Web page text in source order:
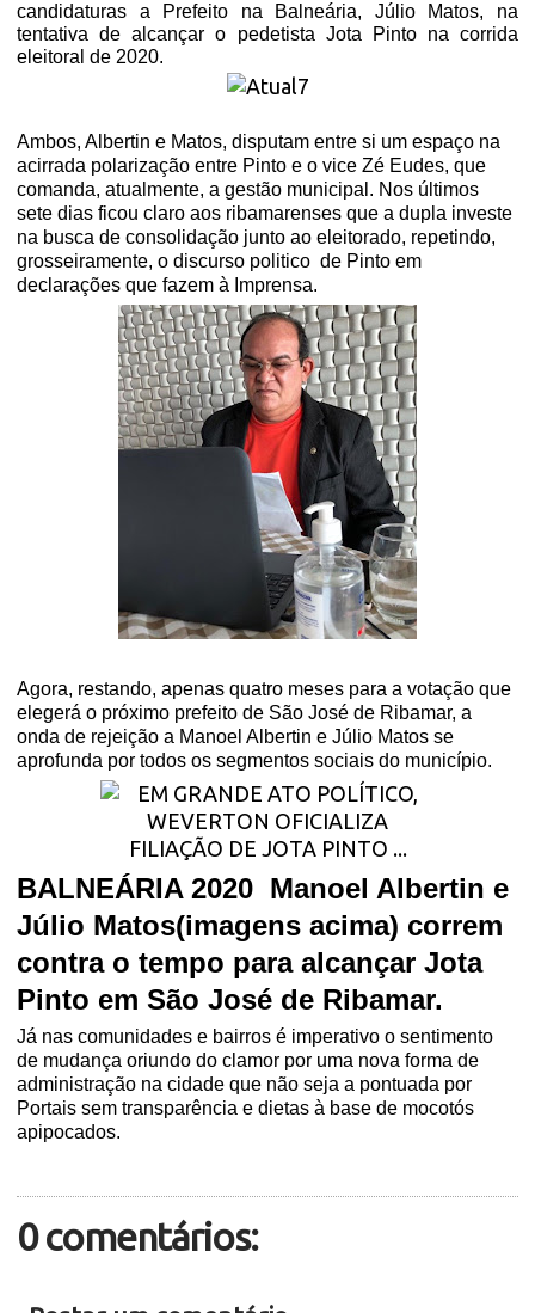
candidaturas a Prefeito na Balneária, Júlio Matos, na
tentativa de alcançar o pedetista Jota Pinto na corrida
eleitoral de 2020.
Ambos, Albertin e Matos, disputam entre si um espaço na
acirrada polarização entre Pinto e o vice Zé Eudes, que
comanda, atualmente, a gestão municipal. Nos últimos
sete dias ficou claro aos ribamarenses que a dupla investe
na busca de consolidação junto ao eleitorado, repetindo,
grosseiramente, o discurso politico de Pinto em
declarações que fazem à Imprensa.
Agora, restando, apenas quatro meses para a votação que
elegerá o próximo prefeito de São José de Ribamar, a
onda de rejeição a Manoel Albertin e Júlio Matos se
aprofunda por todos os segmentos sociais do município.
BALNEÁRIA 2020 Manoel Albertin e
Júlio Matos(imagens acima) correm
contra o tempo para alcançar Jota
Pinto em São José de Ribamar.
Já nas comunidades e bairros é imperativo o sentimento
de mudança oriundo do clamor por uma nova forma de
administração na cidade que não seja a pontuada por
Portais sem transparência e dietas à base de mocotós
apipocados.
0 comentários: